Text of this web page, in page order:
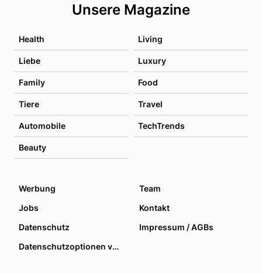
Unsere Magazine
Health Living
Liebe Luxury
Family Food
Tiere Travel
Automobile TechTrends
Beauty
Werbung
Team
Jobs
Kontakt
Datenschutz
Impressum / AGBs
Datenschutzoptionen verwalten